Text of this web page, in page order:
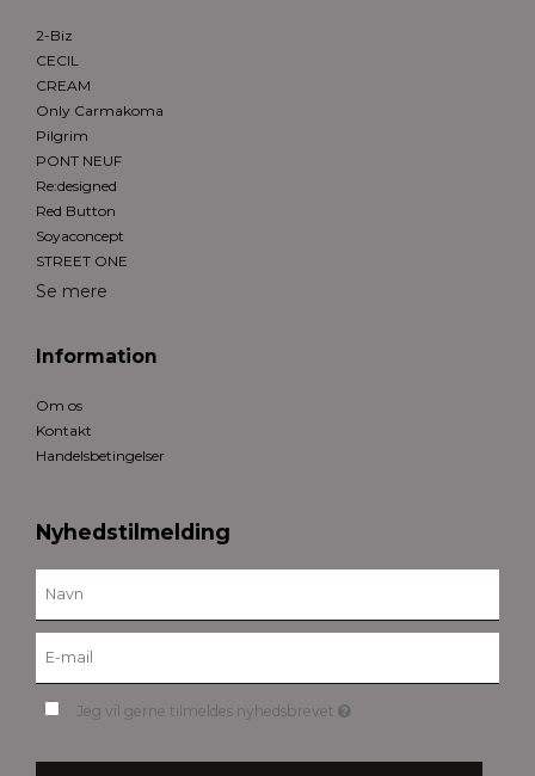
2-Biz
CECIL
CREAM
Only Carmakoma
Pilgrim
PONT NEUF
Re:designed
Red Button
Soyaconcept
STREET ONE
Se mere
Information
Om os
Kontakt
Handelsbetingelser
Nyhedstilmelding
Jeg vil gerne tilmeldes nyhedsbrevet